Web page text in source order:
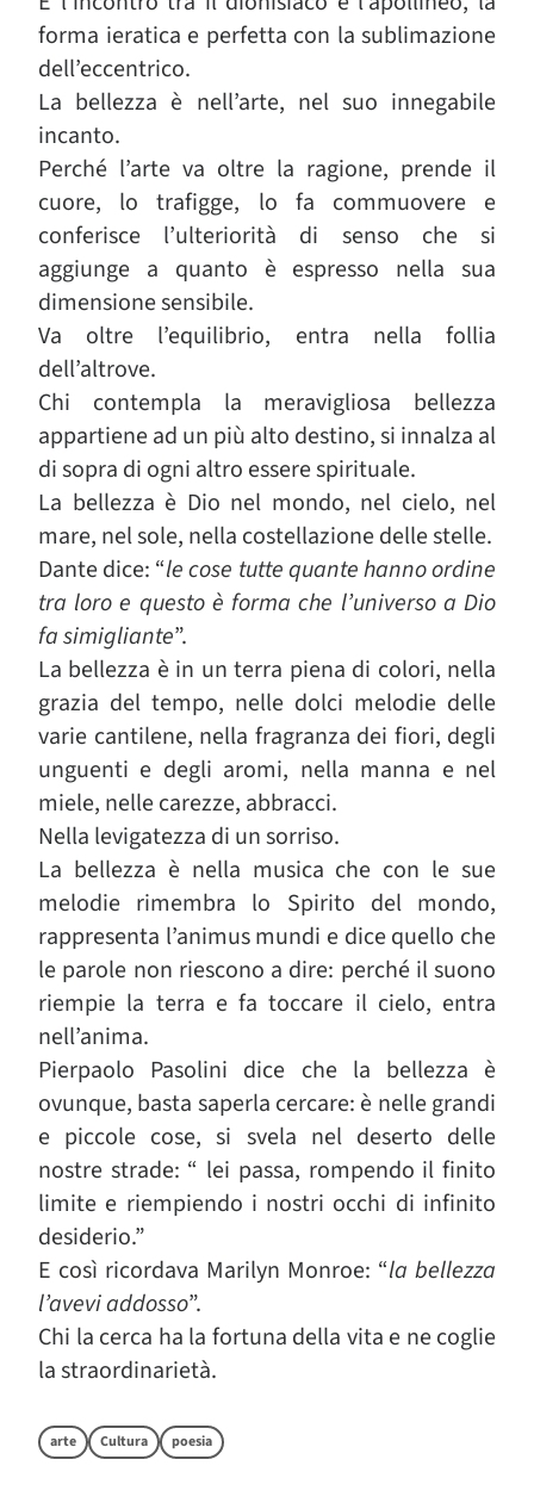
forma ieratica e perfetta con la sublimazione
dell’eccentrico.
La bellezza è nell’arte, nel suo innegabile
incanto.
Perché l’arte va oltre la ragione, prende il
cuore, lo trafigge, lo fa commuovere e
conferisce l’ulteriorità di senso che si
aggiunge a quanto è espresso nella sua
dimensione sensibile.
Va oltre l’equilibrio, entra nella follia
dell’altrove.
Chi contempla la meravigliosa bellezza
appartiene ad un più alto destino, si innalza al
di sopra di ogni altro essere spirituale.
La bellezza è Dio nel mondo, nel cielo, nel
mare, nel sole, nella costellazione delle stelle.
Dante dice: “le cose tutte quante hanno ordine
tra loro e questo è forma che l’universo a Dio
fa simigliante”.
La bellezza è in un terra piena di colori, nella
grazia del tempo, nelle dolci melodie delle
varie cantilene, nella fragranza dei fiori, degli
unguenti e degli aromi, nella manna e nel
miele, nelle carezze, abbracci.
Nella levigatezza di un sorriso.
La bellezza è nella musica che con le sue
melodie rimembra lo Spirito del mondo,
rappresenta l’animus mundi e dice quello che
le parole non riescono a dire: perché il suono
riempie la terra e fa toccare il cielo, entra
nell’anima.
Pierpaolo Pasolini dice che la bellezza è
ovunque, basta saperla cercare: è nelle grandi
e piccole cose, si svela nel deserto delle
nostre strade: “ lei passa, rompendo il finito
limite e riempiendo i nostri occhi di infinito
desiderio.”
E così ricordava Marilyn Monroe: “la bellezza
l’avevi addosso”.
Chi la cerca ha la fortuna della vita e ne coglie
la straordinarietà.
arte Cultura poesia